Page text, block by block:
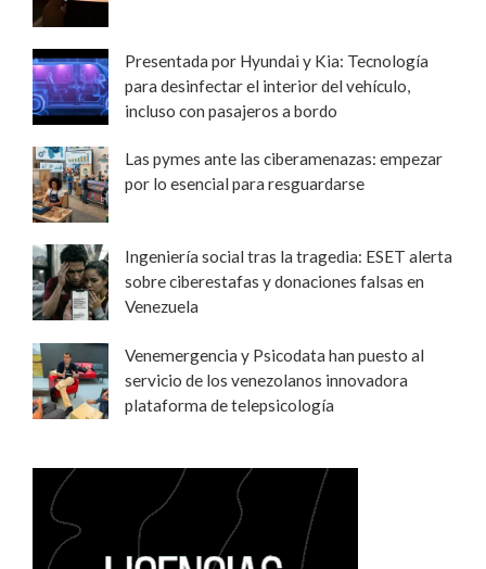
Presentada por Hyundai y Kia: Tecnología
para desinfectar el interior del vehículo,
incluso con pasajeros a bordo
Las pymes ante las ciberamenazas: empezar
por lo esencial para resguardarse
Ingeniería social tras la tragedia: ESET alerta
sobre ciberestafas y donaciones falsas en
Venezuela
Venemergencia y Psicodata han puesto al
servicio de los venezolanos innovadora
plataforma de telepsicología